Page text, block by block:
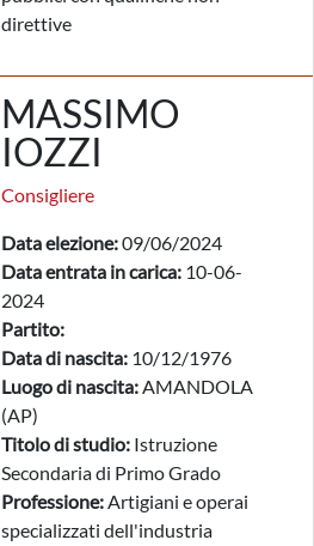
direttive
MASSIMO
IOZZI
Consigliere
Data elezione:09/06/2024
Data entrata in carica: 10-06-
2024
Partito:
Data di nascita: 10/12/1976
Luogo di nascita:AMANDOLA
(AP)
Titolo di studio: Istruzione
Secondaria di Primo Grado
Professione:Artigiani e operai
specializzati dell'industria